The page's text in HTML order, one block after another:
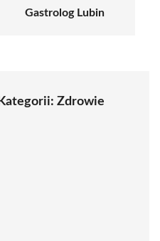
Gastrolog Lubin
Zdrowie